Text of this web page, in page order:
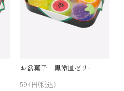
お盆菓子 黒塗皿ゼリー
594円(税込)